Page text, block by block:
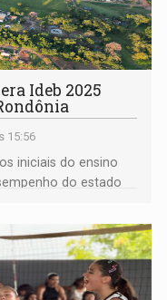
Ideb 2025
15:56
iniciais do ensino
do estado